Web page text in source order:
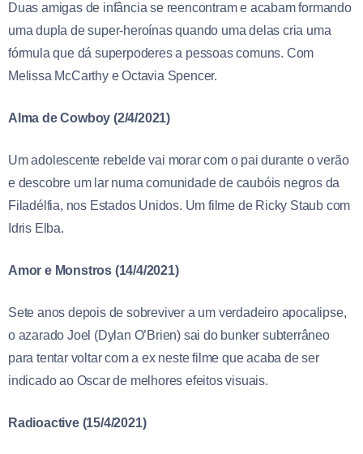
Duas amigas de infância se reencontram e acabam formando
uma dupla de super-heroínas quando uma delas cria uma
fórmula que dá superpoderes a pessoas comuns. Com
Melissa McCarthy e Octavia Spencer.
Alma de Cowboy (2/4/2021)
Um adolescente rebelde vai morar com o pai durante o verão
e descobre um lar numa comunidade de caubóis negros da
Filadélfia, nos Estados Unidos. Um filme de Ricky Staub com
Idris Elba.
Amor e Monstros (14/4/2021)
Sete anos depois de sobreviver a um verdadeiro apocalipse,
o azarado Joel (Dylan O’Brien) sai do bunker subterrâneo
para tentar voltar com a ex neste filme que acaba de ser
indicado ao Oscar de melhores efeitos visuais.
Radioactive (15/4/2021)